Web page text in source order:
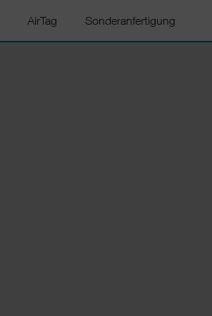
AirTag Sonderanfertigung